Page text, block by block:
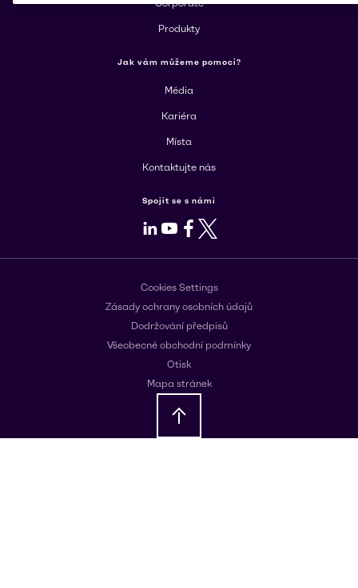
Corporate
Produkty
Jak vám můžeme pomoci?
Média
Kariéra
Místa
Kontaktujte nás
Spojit se s námi
LinkedIn
Youtube
Facebook
X
Cookies Settings
Zásady ochrany osobních údajů
Dodržování předpisů
Všeobecné obchodní podmínky
Otisk
Mapa stránek